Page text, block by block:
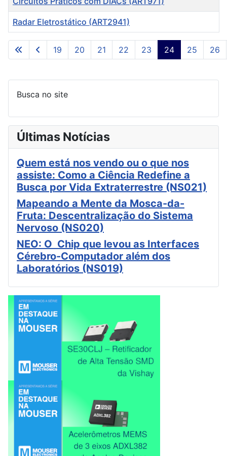
Artigos
Radar Eletrostático (ART2941)
Página 24 de 42
19 20 21 22 23 24 25 26
Busca no site
Últimas Notícias
Quem está nos vendo ou o que nos
assiste: Como a Ciência Redefine a
Busca por Vida Extraterrestre (NS021)
Mapeando a Mente da Mosca-da-
Fruta: Descentralização do Sistema
Nervoso (NS020)
NEO: O Chip que levou as Interfaces
Cérebro-Computador além dos
Laboratórios (NS019)